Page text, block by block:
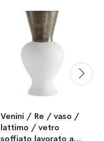
Venini / Re / vaso /
lattimo / vetro
soffiato lavorato a